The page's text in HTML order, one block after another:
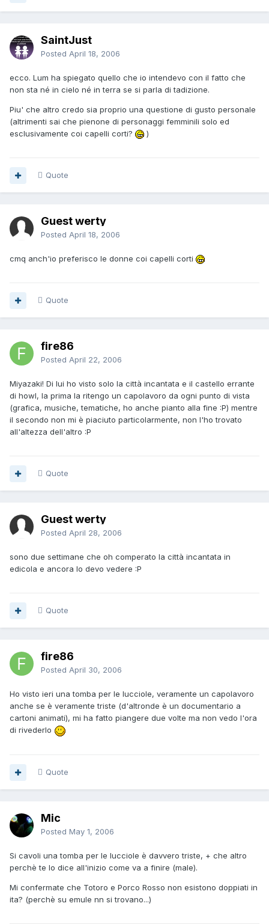
SaintJust
Posted April 18, 2006
ecco. Lum ha spiegato quello che io intendevo con il fatto che
non sta né in cielo né in terra se si parla di tadizione.
Piu' che altro credo sia proprio una questione di gusto personale
(altrimenti sai che pienone di personaggi femminili solo ed
esclusivamente coi capelli corti?
)
Quote
Guest werty
Posted April 18, 2006
cmq anch'io preferisco le donne coi capelli corti
Quote
fire86
Posted April 22, 2006
Miyazaki! Di lui ho visto solo la città incantata e il castello errante
di howl, la prima la ritengo un capolavoro da ogni punto di vista
(grafica, musiche, tematiche, ho anche pianto alla fine :P) mentre
il secondo non mi è piaciuto particolarmente, non l'ho trovato
all'altezza dell'altro :P
Quote
Guest werty
Posted April 28, 2006
sono due settimane che oh comperato la città incantata in
edicola e ancora lo devo vedere :P
Quote
fire86
Posted April 30, 2006
Ho visto ieri una tomba per le lucciole, veramente un capolavoro
anche se è veramente triste (d'altronde è un documentario a
cartoni animati), mi ha fatto piangere due volte ma non vedo l'ora
di rivederlo
Quote
Mic
Posted May 1, 2006
Si cavoli una tomba per le lucciole è davvero triste, + che altro
perchè te lo dice all'inizio come va a finire (male).
Mi confermate che Totoro e Porco Rosso non esistono doppiati in
ita? (perchè su emule nn si trovano...)